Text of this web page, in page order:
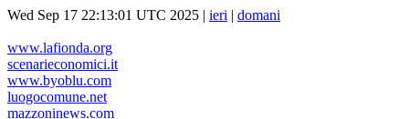
Wed Sep 17 22:13:01 UTC 2025 | ieri | domani
www.lafionda.org
scenarieconomici.it
www.byoblu.com
luogocomune.net
mazzoninews.com